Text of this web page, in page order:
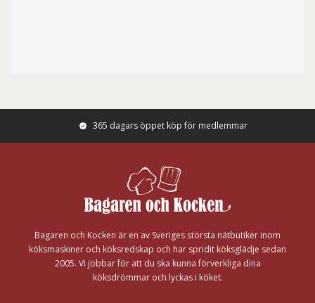
365 dagars öppet köp för medlemmar
Bagaren och Kocken är en av Sveriges största nätbutiker inom
köksmaskiner och köksredskap och har spridit köksglädje sedan
2005. Vi jobbar för att du ska kunna förverkliga dina
köksdrömmar och lyckas i köket.